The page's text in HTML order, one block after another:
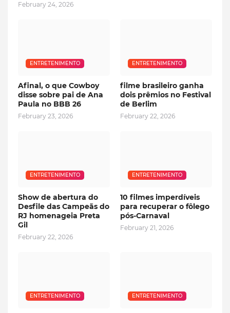
February 24, 2026
ENTRETENIMENTO
Afinal, o que Cowboy
disse sobre pai de Ana
Paula no BBB 26
February 23, 2026
ENTRETENIMENTO
filme brasileiro ganha
dois prêmios no Festival
de Berlim
February 22, 2026
ENTRETENIMENTO
Show de abertura do
Desfile das Campeãs do
RJ homenageia Preta
Gil
February 22, 2026
ENTRETENIMENTO
10 filmes imperdíveis
para recuperar o fôlego
pós-Carnaval
February 21, 2026
ENTRETENIMENTO ENTRETENIMENTO